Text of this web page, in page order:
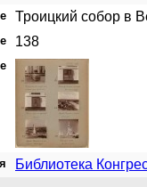
Троицкий собор в
138
Библиотека